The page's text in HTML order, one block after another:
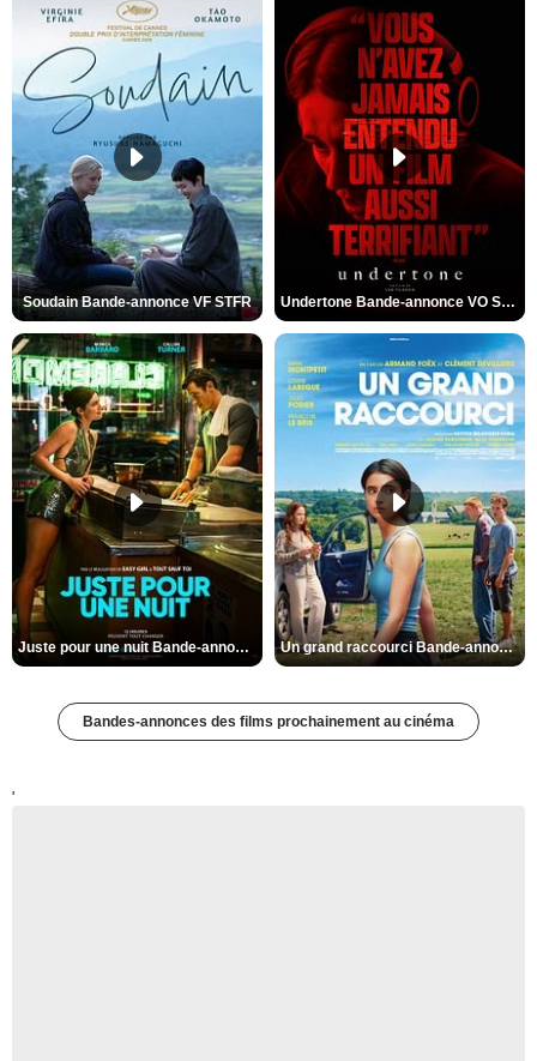
Soudain Bande-annonce VF STFR Undertone Bande-annonce VO STFR
Juste pour une nuit Bande-annonce VO STFR Un grand raccourci Bande-annonce VF
Bandes-annonces des films prochainement au cinéma
'